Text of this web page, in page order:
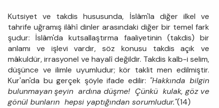
Kutsiyet ve takdis hususunda, İslâm'la diğer ilkel ve
tahrife uğramış ilâhî dinler arasındaki diğer bir temel fark
şudur: İslâm'da kutsallaştırma faaliyetinin (takdis) bir
anlamı ve işlevi vardır, söz konusu takdis açık ve
mâkuldür, irrasyonel ve hayalî değildir. Takdis kalb-i selim,
düşünce ve ilimle uyumludur; kör taklit men edilmiştir.
Kur'an'da bu gerçek şöyle ifade edilir: "Hakkında bilgin
bulunmayanşeyin ardına düşme! Çünkü kulak, göz ve
gönül bunların hepsi yaptığından sorumludur."(14)